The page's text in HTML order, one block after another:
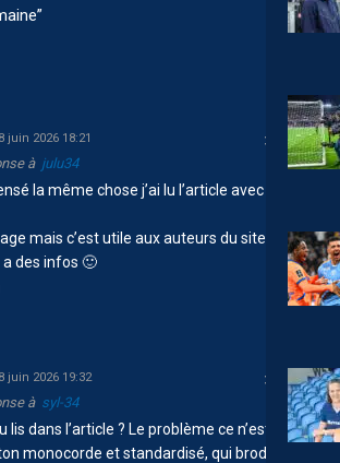
8 juin 2026 18:21
à julu34
la même chose j’ai lu l’article avec une
mais c’est utile aux auteurs du site, et
des infos 🙂
8 juin 2026 19:32
à syl-34
lis dans l’article ? Le problème ce n’est pas
ton monocorde et standardisé, qui brode